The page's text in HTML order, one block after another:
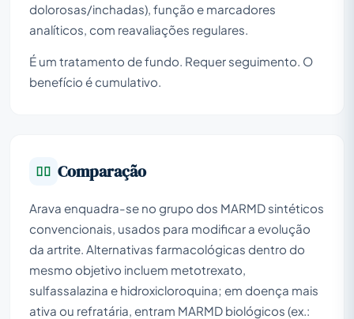
dolorosas/inchadas), função e marcadores
analíticos, com reavaliações regulares.
É um tratamento de fundo. Requer seguimento. O
benefício é cumulativo.
Comparação
Arava enquadra-se no grupo dos MARMD sintéticos
convencionais, usados para modificar a evolução
da artrite. Alternativas farmacológicas dentro do
mesmo objetivo incluem metotrexato,
sulfassalazina e hidroxicloroquina; em doença mais
ativa ou refratária, entram MARMD biológicos (ex.: